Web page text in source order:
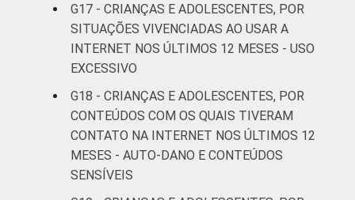
G17 - CRIANÇAS E ADOLESCENTES, POR
SITUAÇÕES VIVENCIADAS AO USAR A
INTERNET NOS ÚLTIMOS 12 MESES - USO
EXCESSIVO
G18 - CRIANÇAS E ADOLESCENTES, POR
CONTEÚDOS COM OS QUAIS TIVERAM
CONTATO NA INTERNET NOS ÚLTIMOS 12
MESES - AUTO-DANO E CONTEÚDOS
SENSÍVEIS